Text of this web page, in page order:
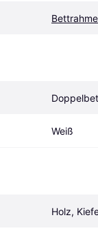
Weiß
Holz,